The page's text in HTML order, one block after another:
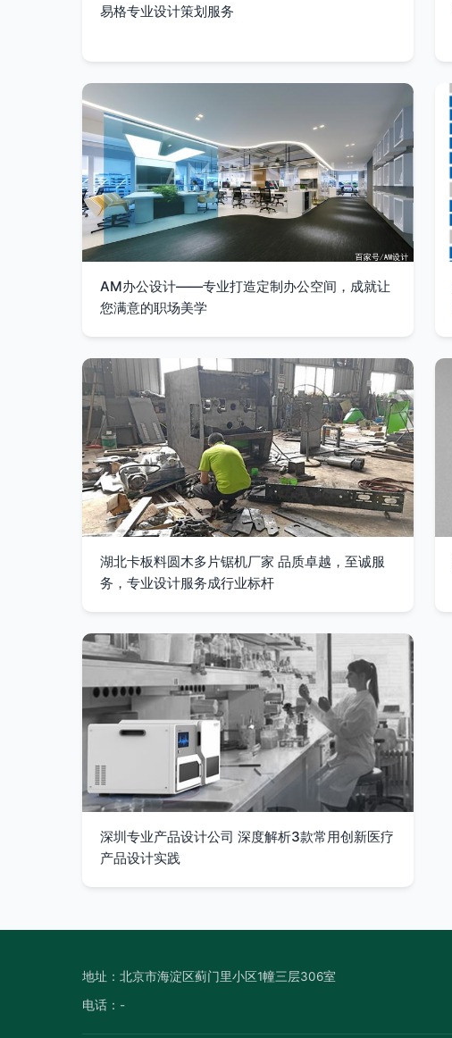
易格专业设计策划服务
AM办公设计——专业打造定制办公空间，成就让
您满意的职场美学
湖北卡板料圆木多片锯机厂家 品质卓越，至诚服
务，专业设计服务成行业标杆
深圳专业产品设计公司 深度解析3款常用创新医疗
产品设计实践
地址：北京市海淀区蓟门里小区1幢三层306室
电话：-